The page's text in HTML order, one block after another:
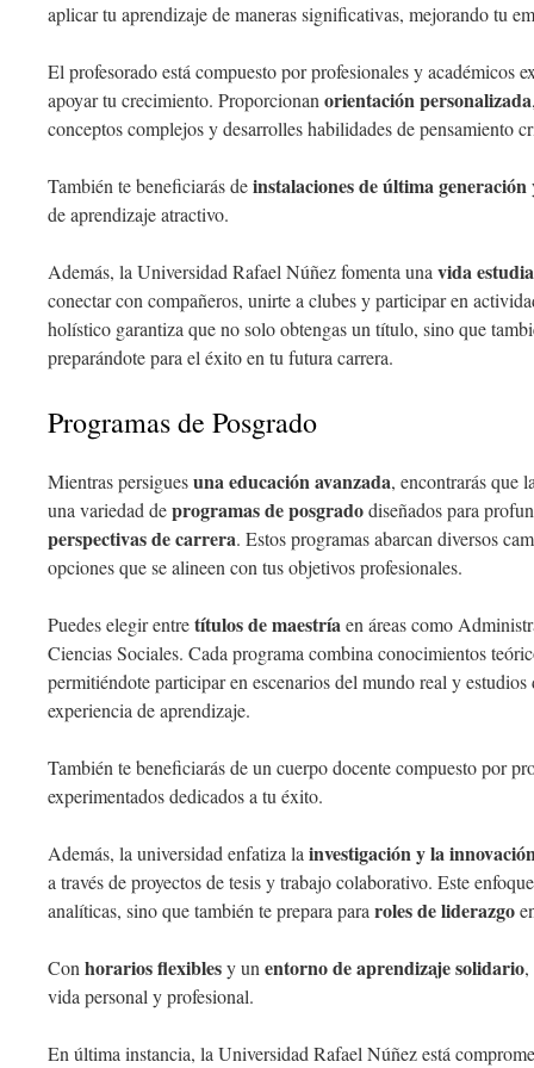
aplicar tu aprendizaje de maneras significativas, mejorando tu
El profesorado está compuesto por profesionales y académicos
apoyar tu crecimiento. Proporcionan orientación personalizada
conceptos complejos y desarrolles habilidades de pensamiento
También te beneficiarás deinstalaciones de última generación
de aprendizaje atractivo.
Además, la Universidad Rafael Núñez fomenta una vida
conectar con compañeros, unirte a clubes y participar en
holístico garantiza que no solo obtengas un título, sino que
preparándote para el éxito en tu futura carrera.
Programas de Posgrado
Mientras persiguesuna educación avanzada, encontrarás que
una variedad deprogramas de posgradodiseñados para
perspectivas de carrera. Estos programas abarcan diversos
opciones que se alineen con tus objetivos profesionales.
Puedes elegir entretítulos de maestríaen áreas como
Ciencias Sociales. Cada programa combina conocimientos
permitiéndote participar en escenarios del mundo real y estudios
experiencia de aprendizaje.
También te beneficiarás de un cuerpo docente compuesto por
experimentados dedicados a tu éxito.
Además, la universidad enfatiza la investigación y la
a través de proyectos de tesis y trabajo colaborativo. Este
analíticas, sino que también te prepara para roles de liderazgo
Con horarios flexiblesy un entorno de aprendizaje solidario,
vida personal y profesional.
En última instancia, la Universidad Rafael Núñez está